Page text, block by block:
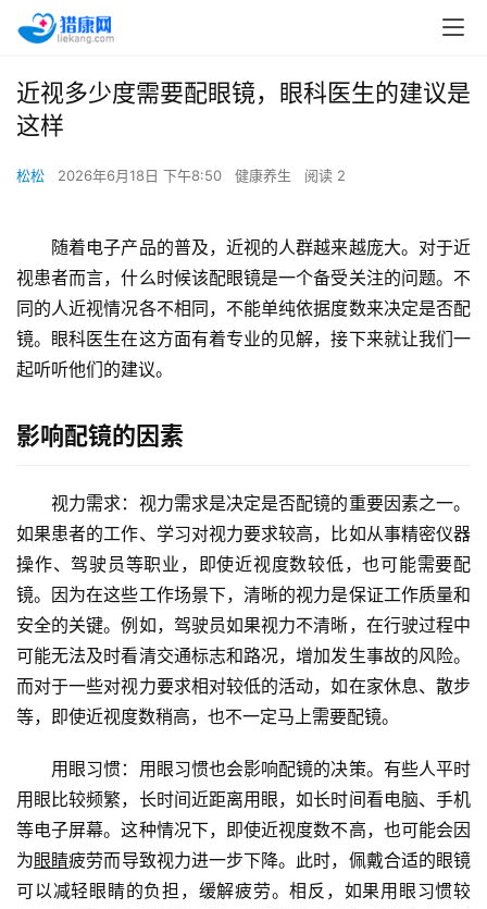
近视多少度需要配眼镜，眼科医生的建议是
这样
松松 2026年6月18日 下午8:50 健康养生 阅读 2
随着电子产品的普及，近视的人群越来越庞大。对于近
视患者而言，什么时候该配眼镜是一个备受关注的问题。不
同的人近视情况各不相同，不能单纯依据度数来决定是否配
镜。眼科医生在这方面有着专业的见解，接下来就让我们一
起听听他们的建议。
影响配镜的因素
视力需求：视力需求是决定是否配镜的重要因素之一。
如果患者的工作、学习对视力要求较高，比如从事精密仪器
操作、驾驶员等职业，即使近视度数较低，也可能需要配
镜。因为在这些工作场景下，清晰的视力是保证工作质量和
安全的关键。例如，驾驶员如果视力不清晰，在行驶过程中
可能无法及时看清交通标志和路况，增加发生事故的风险。
而对于一些对视力要求相对较低的活动，如在家休息、散步
等，即使近视度数稍高，也不一定马上需要配镜。
用眼习惯：用眼习惯也会影响配镜的决策。有些人平时
用眼比较频繁，长时间近距离用眼，如长时间看电脑、手机
等电子屏幕。这种情况下，即使近视度数不高，也可能会因
为眼睛疲劳而导致视力进一步下降。此时，佩戴合适的眼镜
可以减轻眼睛的负担，缓解疲劳。相反，如果用眼习惯较